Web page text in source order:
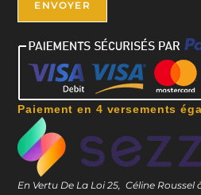
Paiement en 4 versements
En Vertu De La Loi 25, Céline